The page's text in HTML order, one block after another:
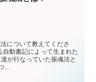
について教えてくださ
動書記によって生まれた
が行なっていた振魂法と